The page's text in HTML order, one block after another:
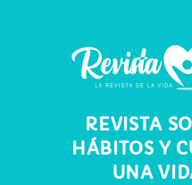
REVISTA
HÁBITOS Y
UNA